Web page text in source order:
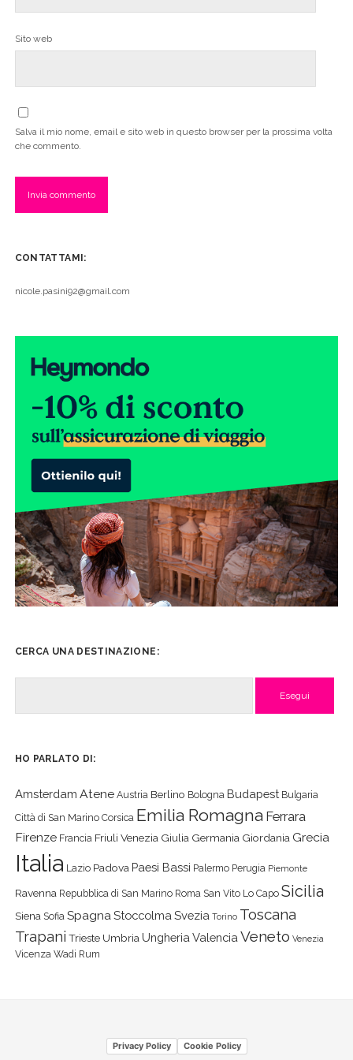
Sito web
Salva il mio nome, email e sito web in questo browser per la prossima volta
che commento.
CONTATTAMI:
nicole.pasini92@gmail.com
CERCA UNA DESTINAZIONE:
HO PARLATO DI:
Amsterdam Atene Austria Berlino Bologna Budapest Bulgaria
Città di San Marino Corsica Emilia Romagna Ferrara
Firenze Francia Friuli Venezia Giulia Germania Giordania Grecia
Italia Lazio Padova Paesi Bassi Palermo Perugia Piemonte
Ravenna Repubblica di San Marino Roma San Vito Lo Capo Sicilia
Siena Sofia Spagna Stoccolma Svezia Torino Toscana
Trapani Trieste Umbria Ungheria Valencia Veneto Venezia
Vicenza Wadi Rum
Privacy Policy Cookie Policy